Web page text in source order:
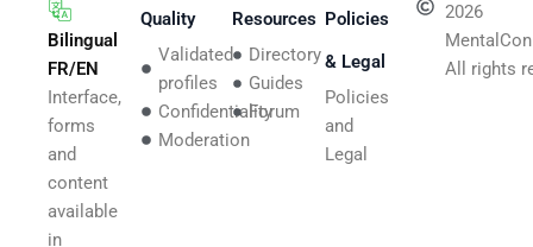
Bilingual
FR/EN
Interface,
forms
and
content
available
in
Quality
Validated
profiles
Confidentiality
Moderation
Resources
Directory
Guides
Forum
Policies
& Legal
Policies
and
Legal
2026
All rights